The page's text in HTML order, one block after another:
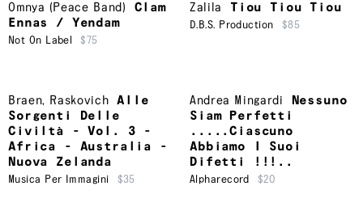
Omnya (Peace Band)
Clam
Ennas / Yendam
Not On Label $75
Zalila Tiou Tiou Tiou
D.B.S. Production $85
Braen, Raskovich
Alle
Sorgenti Delle
Civiltà - Vol. 3 -
Africa - Australia -
Nuova Zelanda
Musica Per Immagini $35
Andrea Mingardi
Nessuno
Siam Perfetti
.....Ciascuno
Abbiamo I Suoi
Difetti !!!..
Alpharecord $20